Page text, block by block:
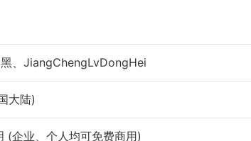
、JiangChengLvDongHei
大陆)
字体授权： 作者声明 (企业、个人均可免费商用)